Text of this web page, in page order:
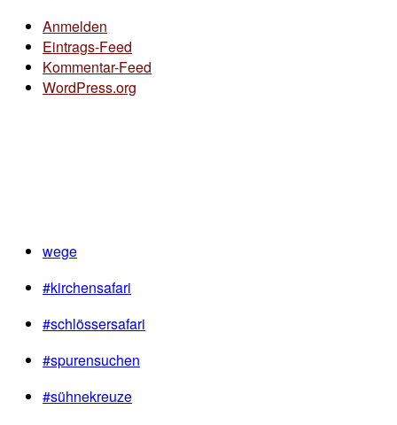
Anmelden
Eintrags-Feed
Kommentar-Feed
WordPress.org
wege
#kirchensafari
#schlössersafari
#spurensuchen
#sühnekreuze